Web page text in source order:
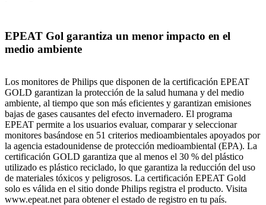
EPEAT Gol garantiza un menor impacto en el
medio ambiente
Los monitores de Philips que disponen de la certificación EPEAT
GOLD garantizan la protección de la salud humana y del medio
ambiente, al tiempo que son más eficientes y garantizan emisiones
bajas de gases causantes del efecto invernadero. El programa
EPEAT permite a los usuarios evaluar, comparar y seleccionar
monitores basándose en 51 criterios medioambientales apoyados por
la agencia estadounidense de protección medioambiental (EPA). La
certificación GOLD garantiza que al menos el 30 % del plástico
utilizado es plástico reciclado, lo que garantiza la reducción del uso
de materiales tóxicos y peligrosos. La certificación EPEAT Gold
solo es válida en el sitio donde Philips registra el producto. Visita
www.epeat.net para obtener el estado de registro en tu país.